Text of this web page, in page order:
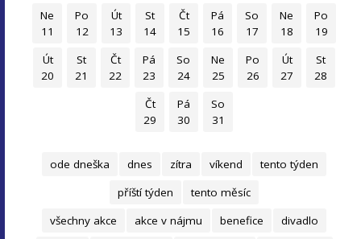
Ne
11
Po
12
Út
13
St
14
Čt
15
Pá
16
So
17
Ne
18
Po
19
Út
20
St
21
Čt
22
Pá
23
So
24
Ne
25
Po
26
Út
27
St
28
Čt
29
Pá
30
So
31
ode dneška dnes zítra víkend
tento týden
příští týden
tento měsíc
všechny akce
akce v nájmu benefice
divadlo